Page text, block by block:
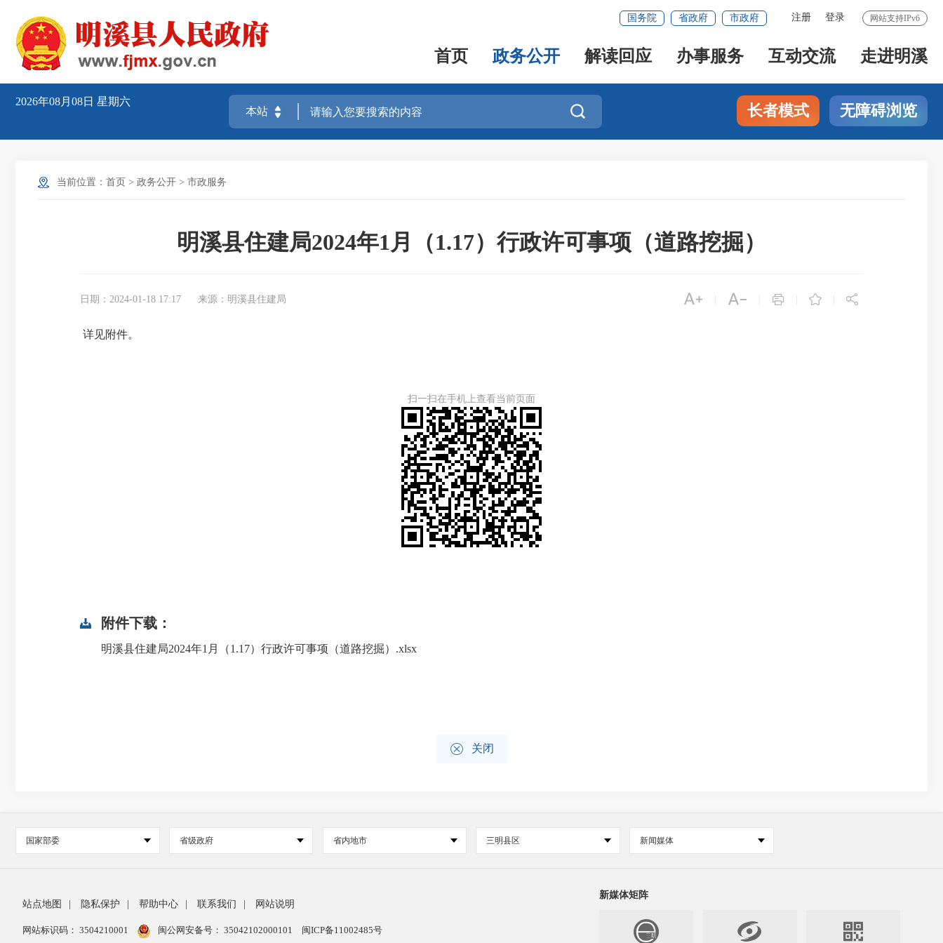
网站支持IPv6
注册 登录
国务院 省政府 市政府
首页 政务公开 解读回应 办事服务 互动交流 走进明溪
2026年08月08日 星期六
 长者模式 无障碍浏览
当前位置： 首页 > 政务公开 > 市政服务
明溪县住建局2024年1月（1.17）行政许可事项（道路挖掘）
日期：2024-01-18 17:17 来源：明溪县住建局     
详见附件。
扫一扫在手机上查看当前页面
附件下载：
明溪县住建局2024年1月（1.17）行政许可事项（道路挖掘）.xlsx
 关闭
国家部委 省级政府 省内地市 三明县区 新闻媒体
站点地图 隐私保护 帮助中心 联系我们 网站说明
网站标识码： 3504210001 闽公网安备号： 35042102000101 闽ICP备11002485号
新媒体矩阵
 